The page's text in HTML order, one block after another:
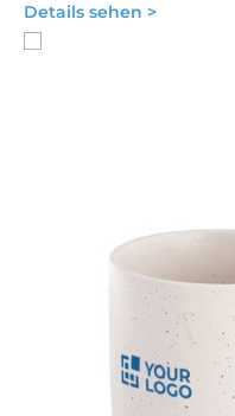
Details sehen >